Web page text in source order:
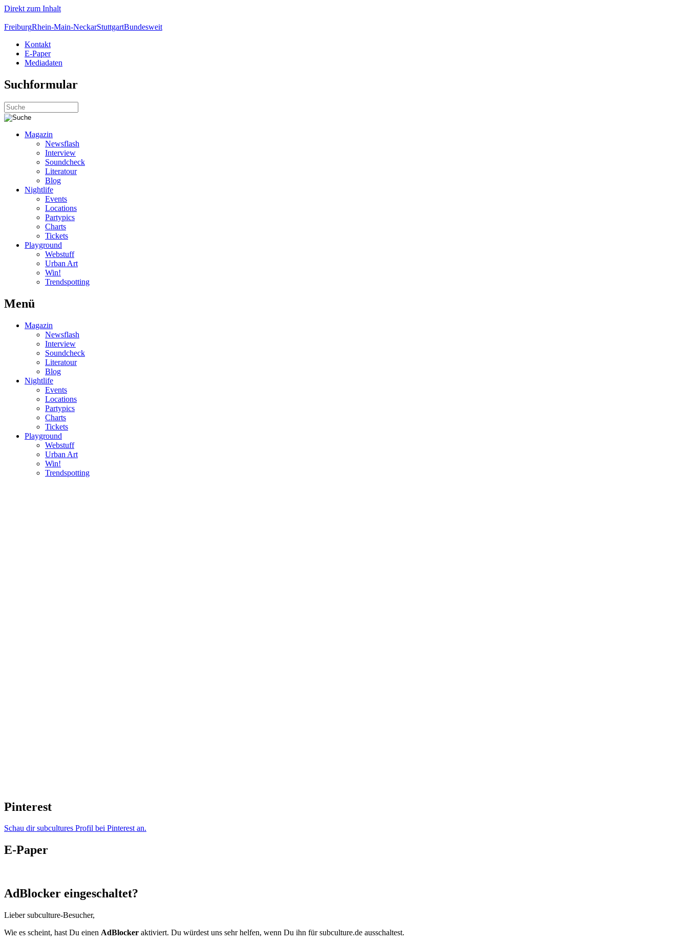
Direkt zum Inhalt
FreiburgRhein-Main-NeckarStuttgartBundesweit
Kontakt
E-Paper
Mediadaten
Suchformular
Magazin
Newsflash
Interview
Soundcheck
Literatour
Blog
Nightlife
Events
Locations
Partypics
Charts
Tickets
Playground
Webstuff
Urban Art
Win!
Trendspotting
Menü
Magazin
Newsflash
Interview
Soundcheck
Literatour
Blog
Nightlife
Events
Locations
Partypics
Charts
Tickets
Playground
Webstuff
Urban Art
Win!
Trendspotting
Pinterest
Schau dir subcultures Profil bei Pinterest an.
E-Paper
AdBlocker eingeschaltet?
Lieber subculture-Besucher,
Wie es scheint, hast Du einen AdBlocker aktiviert. Du würdest uns sehr helfen, wenn Du ihn für subculture.de ausschaltest.